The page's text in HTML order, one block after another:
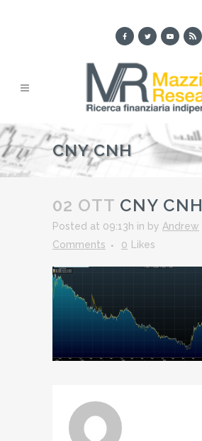
CNY CNH
02 OTT CNY CNH
Posted at 09:13h in by Andrew
Comments
0 Likes